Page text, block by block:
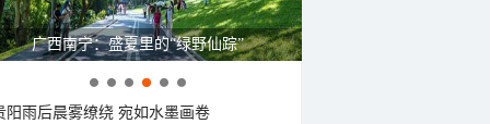
广西南宁：盛夏里的“绿野仙踪”
阳雨后晨雾缭绕 宛如水墨画卷